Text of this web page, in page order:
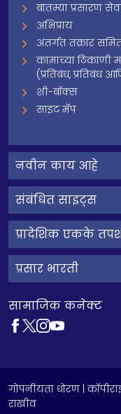
बातम्या प्रसारण
अभिप्राय
अंतर्गत तक्रार
कामाच्या
(प्रतिबंध, प्रतिबंध
शी-बॉक्स
साइट मॅप
नवीन काय आहे
संबंधित साइट्स
प्रादेशिक एकके
प्रसार भारती
सामाजिक कनेक्ट
गोपनीयता धोरण |
राखीव